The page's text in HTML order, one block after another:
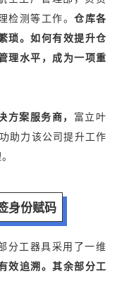
测等工作。 仓库各
琐。如何有效提升仓
理水平，成为一项重
案服务商， 富立叶
助力该公司提升工作
身份赋码
分工器具采用了一维
效追溯。其余部分工